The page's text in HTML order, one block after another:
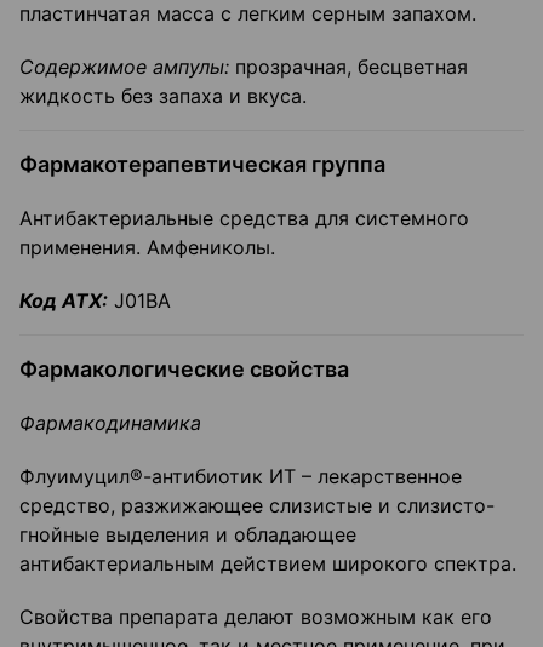
пластинчатая масса с легким серным запахом.
Содержимое ампулы: прозрачная, бесцветная
жидкость без запаха и вкуса.
Фармакотерапевтическая группа
Антибактериальные средства для системного
применения. Амфениколы.
Код АТХ: J01BA
Фармакологические свойства
Фармакодинамика
Флуимуцил®-антибиотик ИТ – лекарственное
средство, разжижающее слизистые и слизисто-
гнойные выделения и обладающее
антибактериальным действием широкого спектра.
Свойства препарата делают возможным как его